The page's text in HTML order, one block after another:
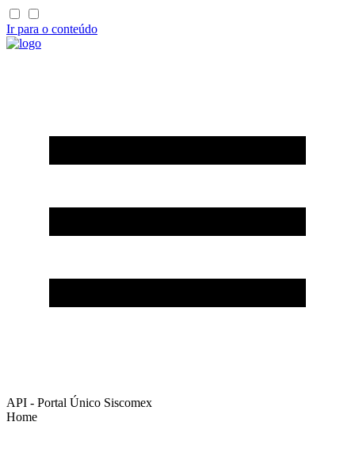
Ir para o conteúdo
API - Portal Único Siscomex
Home